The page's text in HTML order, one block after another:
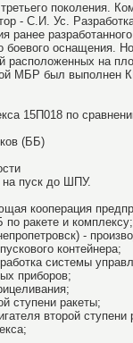
поколения.
- С.И. Ус.
ранее
боевого
расположенных на
МБР был
15П018 по
(ББ)
пуск до ШПУ.
кооперация
ракете и комплексу;
-
контейнера;
системы
приборов;
ступени ракеты;
второй ступени